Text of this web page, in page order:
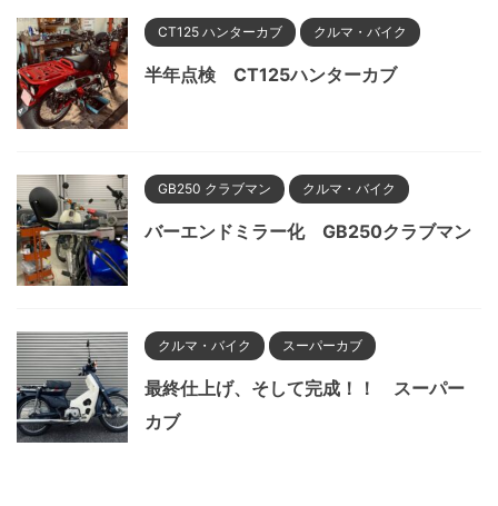
CT125 ハンターカブ クルマ・バイク
半年点検 CT125ハンターカブ
GB250 クラブマン クルマ・バイク
バーエンドミラー化 GB250クラブマン
クルマ・バイク スーパーカブ
最終仕上げ、そして完成！！ スーパー
カブ